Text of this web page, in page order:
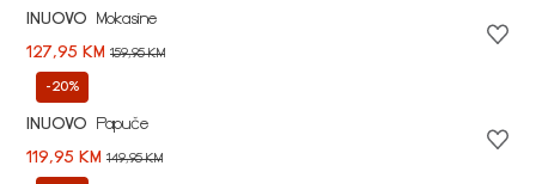
INUOVO
Mokasine
127,95 KM 159,95 KM
-20%
INUOVO
Papuče
119,95 KM 149,95 KM